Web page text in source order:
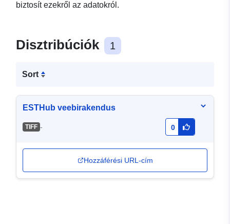
biztosít ezekről az adatokról.
Disztribúciók 1
Sort
ESTHub veebirakendus
TIFF - 0
Hozzáférési URL-cím